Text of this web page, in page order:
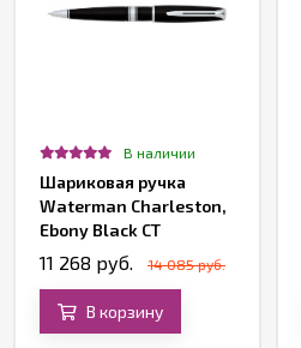
В наличии
Шариковая ручка
Waterman Charleston,
Ebony Black CT
11 268 руб. 14 085 руб.
В корзину